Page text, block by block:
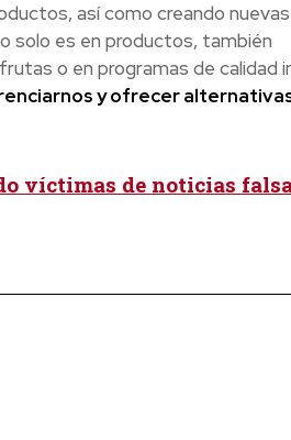
así como creando nuevas
solo es en productos, también
o en programas de calidad
y ofrecer
víctimas de noticias